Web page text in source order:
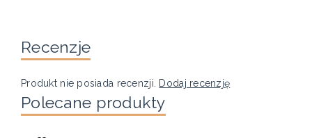
Recenzje
Produkt nie posiada recenzji. Dodaj recenzję
Polecane produkty